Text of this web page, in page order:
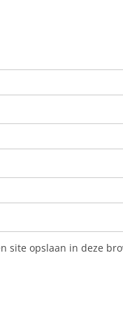
site opslaan in deze